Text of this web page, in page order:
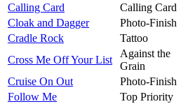
Calling Card
Calling Card
Cloak and Dagger
Photo-Finish
Cradle Rock
Tattoo
Cross Me Off Your List
Against the
Grain
Cruise On Out
Photo-Finish
Follow Me
Top Priority